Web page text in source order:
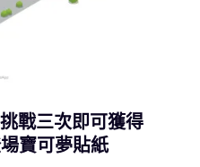
戰三次即可獲得
寶可夢貼紙